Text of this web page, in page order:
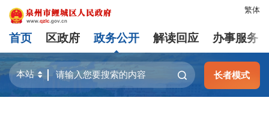
繁体
首页 区政府 政务公开 解读回应 办事服务
长者模式